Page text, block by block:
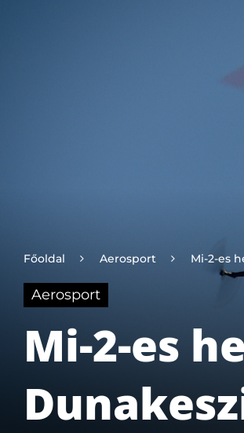
Főoldal Aerosport Mi-2-es
Aerosport
Mi-2-es